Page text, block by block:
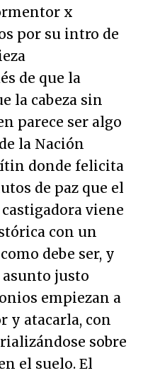
x
por su intro de
de que la
la cabeza sin
parece ser algo
la Nación
donde felicita
de paz que el
viene
con un
debe ser, y
justo
empiezan a
y atacarla, con
sobre
el suelo. El